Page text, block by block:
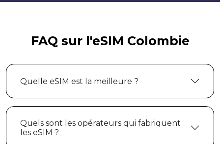
FAQ sur l'eSIM Colombie
Quelle eSIM est la meilleure ?
Quels sont les opérateurs qui fabriquent
les eSIM ?